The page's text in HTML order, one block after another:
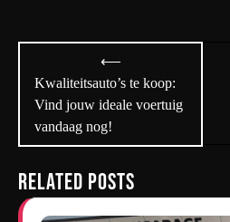
navigatie
⟵
Kwaliteitsauto’s te koop:
Vind jouw ideale voertuig
vandaag nog!
Related Posts